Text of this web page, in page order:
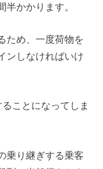
半かかります。
ため、一度荷物を
ンしなければいけ
ることになってしま
乗り継ぎする乗客